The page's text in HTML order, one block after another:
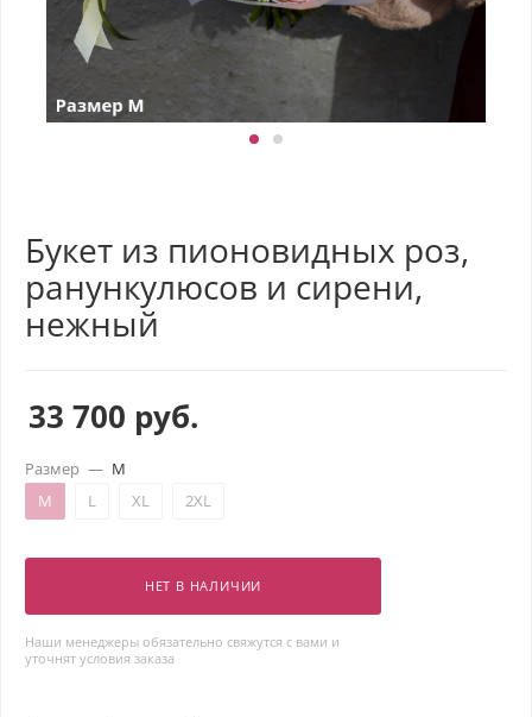
Букет из пионовидных роз,
ранункулюсов и сирени,
нежный
33 700 руб.
Размер — M
M
L XL 2XL
НЕТ В НАЛИЧИИ
Наши менеджеры обязательно свяжутся с вами и
уточнят условия заказа